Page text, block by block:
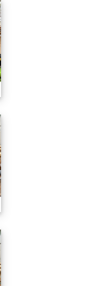
06.20校長說故事幼兒園
06.20校長說故事幼兒園
06.20校長說故事幼兒園